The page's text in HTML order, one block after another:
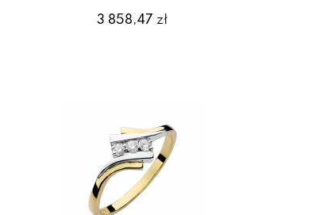
3 858,47zł